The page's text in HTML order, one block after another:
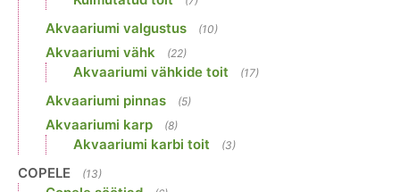
Akvaariumi valgustus (10)
Akvaariumi vähk (22)
Akvaariumi vähkide toit (17)
Akvaariumi pinnas (5)
Akvaariumi karp (8)
Akvaariumi karbi toit (3)
COPELE (13)